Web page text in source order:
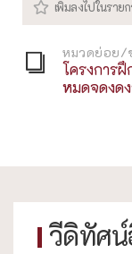
หมวดย่อย/
โครงการ
หมดจดงด
วีดิทัศ